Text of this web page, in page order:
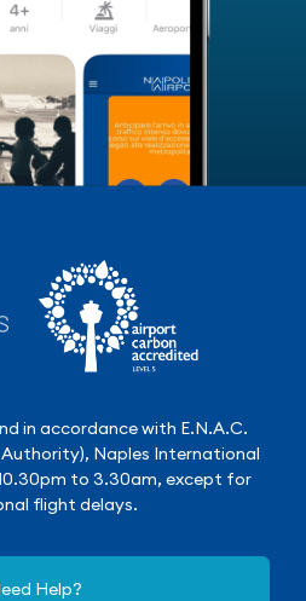
in accordance with E.N.A.C.
Naples International
to 3.30am, except for
flight delays.
Help?